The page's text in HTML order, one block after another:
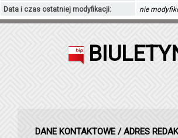
Data i czas ostatniej modyfikacji:
nie
DANE KONTAKTOWE / ADRES